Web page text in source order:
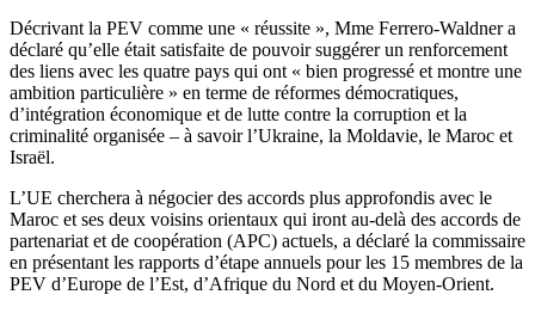
Décrivant la PEV comme une « réussite », Mme Ferrero-Waldner a
déclaré qu’elle était satisfaite de pouvoir suggérer un renforcement
des liens avec les quatre pays qui ont « bien progressé et montre une
ambition particulière » en terme de réformes démocratiques,
d’intégration économique et de lutte contre la corruption et la
criminalité organisée – à savoir l’Ukraine, la Moldavie, le Maroc et
Israël.
L’UE cherchera à négocier des accords plus approfondis avec le
Maroc et ses deux voisins orientaux qui iront au-delà des accords de
partenariat et de coopération (APC) actuels, a déclaré la commissaire
en présentant les rapports d’étape annuels pour les 15 membres de la
PEV d’Europe de l’Est, d’Afrique du Nord et du Moyen-Orient.